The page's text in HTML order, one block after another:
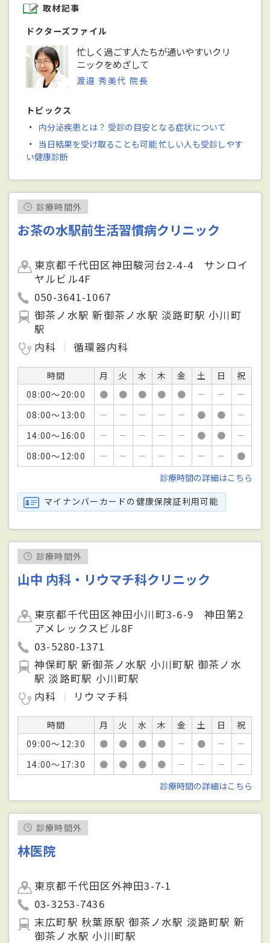
取材記事
ドクターズファイル
忙しく過ごす人たちが通いやすいクリ
ニックをめざして
渡邉 秀美代 院長
トピックス
・ 内分泌疾患とは？ 受診の目安となる症状について
・ 当日結果を受け取ることも可能 忙しい人も受診しやす
い健康診断
診療時間外
お茶の水駅前生活習慣病クリニック
東京都千代田区神田駿河台2-4-4 サンロイ
ヤルビル4F
050-3641-1067
御茶ノ水駅 新御茶ノ水駅 淡路町駅 小川町
駅
内科
循環器内科
時間 月 火 水 木 金 土 日
祝
08:00～20:00
● ● ● ● ● － －
－
08:00～13:00
－ － － － － ● ●
－
14:00～16:00
－ － － － － ● ●
－
08:00～12:00
－ － － － － － －
●
診療時間の詳細はこちら
マイナンバーカードの健康保険証利用可能
診療時間外
山中 内科・リウマチ科クリニック
東京都千代田区神田小川町3-6-9 神田第2
アメレックスビル8F
03-5280-1371
神保町駅 新御茶ノ水駅 小川町駅 御茶ノ水
駅 淡路町駅 小川町駅
内科
リウマチ科
時間 月 火 水 木 金 土 日
祝
09:00～12:30
● ● ● ● － ● －
－
14:00～17:30
● ● ● ● － － －
－
診療時間の詳細はこちら
診療時間外
林医院
東京都千代田区外神田3-7-1
03-3253-7436
末広町駅 秋葉原駅 御茶ノ水駅 淡路町駅 新
御茶ノ水駅 小川町駅